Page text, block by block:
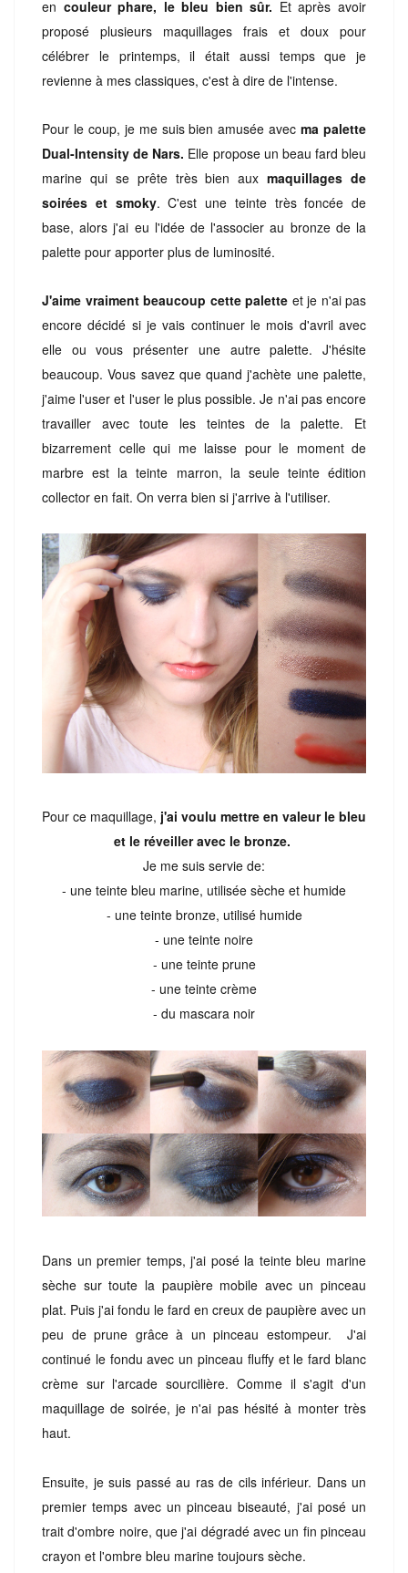
en couleur phare, le bleu bien sûr. Et après avoir
proposé plusieurs maquillages frais et doux pour
célébrer le printemps, il était aussi temps que je
revienne à mes classiques, c'est à dire de l'intense.
Pour le coup, je me suis bien amusée avec ma palette
Dual-Intensity de Nars. Elle propose un beau fard bleu
marine qui se prête très bien auxmaquillages de
soirées et smoky. C'est une teinte très foncée de
base, alors j'ai eu l'idée de l'associer au bronze de la
palette pour apporter plus de luminosité.
J'aime vraiment beaucoup cette palette et je n'ai pas
encore décidé si je vais continuer le mois d'avril avec
elle ou vous présenter une autre palette. J'hésite
beaucoup. Vous savez que quand j'achète une palette,
j'aime l'user et l'user le plus possible. Je n'ai pas encore
travailler avec toute les teintes de la palette. Et
bizarrement celle qui me laisse pour le moment de
marbre est la teinte marron, la seule teinte édition
collector en fait. On verra bien si j'arrive à l'utiliser.
Pour ce maquillage, j'ai voulu mettre en valeur le bleu
et le réveiller avec le bronze.
Je me suis servie de:
- une teinte bleu marine, utilisée sèche et humide
- une teinte bronze, utilisé humide
- une teinte noire
- une teinte prune
- une teinte crème
- du mascara noir
Dans un premier temps, j'ai posé la teinte bleu marine
sèche sur toute la paupière mobile avec un pinceau
plat. Puis j'ai fondu le fard en creux de paupière avec un
peu de prune grâce à un pinceau estompeur. J'ai
continué le fondu avec un pinceau fluffy et le fard blanc
crème sur l'arcade sourcilière. Comme il s'agit d'un
maquillage de soirée, je n'ai pas hésité à monter très
haut.
Ensuite, je suis passé au ras de cils inférieur. Dans un
premier temps avec un pinceau biseauté, j'ai posé un
trait d'ombre noire, que j'ai dégradé avec un fin pinceau
crayon et l'ombre bleu marine toujours sèche.